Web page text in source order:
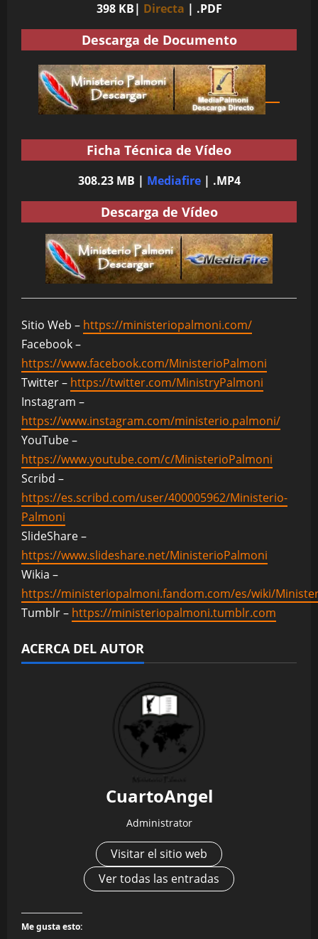
398 KB| Directa | .PDF
Descarga de Documento
Ficha Técnica de Vídeo
308.23 MB | Mediafire | .MP4
Descarga de Vídeo
Sitio Web – https://ministeriopalmoni.com/
Facebook –
https://www.facebook.com/MinisterioPalmoni
Twitter – https://twitter.com/MinistryPalmoni
Instagram –
https://www.instagram.com/ministerio.palmoni/
YouTube –
https://www.youtube.com/c/MinisterioPalmoni
Scribd –
https://es.scribd.com/user/400005962/Ministerio-
Palmoni
SlideShare –
https://www.slideshare.net/MinisterioPalmoni
Wikia –
https://ministeriopalmoni.fandom.com/es/wiki/
Tumblr – https://ministeriopalmoni.tumblr.com
ACERCA DEL AUTOR
CuartoAngel
Administrator
Visitar el sitio web
Ver todas las entradas
Me gusta esto: